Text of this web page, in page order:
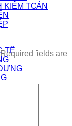
KIỂM TOÁN
TẾ
Required fields are